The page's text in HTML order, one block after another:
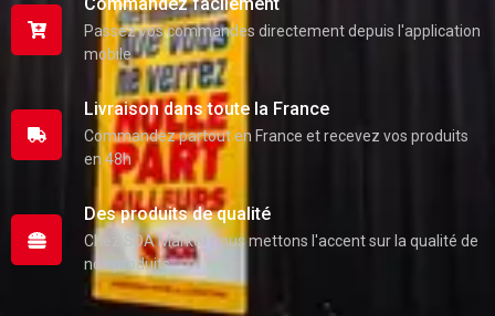
Passez vos commandes directement depuis l'application
mobile
Livraison dans toute la France
Commandez partout en France et recevez vos produits
en 48h
Des produits de qualité
Chez SDA Market nous mettons l'accent sur la qualité de
nos produits